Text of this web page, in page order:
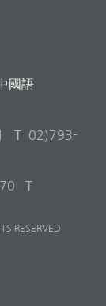
國語
T 02)793-
T
RESERVED